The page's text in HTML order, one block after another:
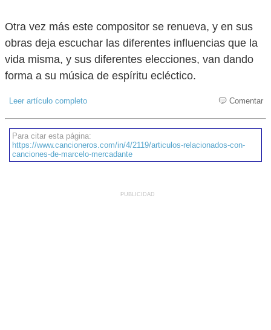
Otra vez más este compositor se renueva, y en sus
obras deja escuchar las diferentes influencias que la
vida misma, y sus diferentes elecciones, van dando
forma a su música de espíritu ecléctico.
Leer artículo completo Comentar
Para citar esta página:
https://www.cancioneros.com/in/4/2119/articulos-relacionados-con-
canciones-de-marcelo-mercadante
PUBLICIDAD